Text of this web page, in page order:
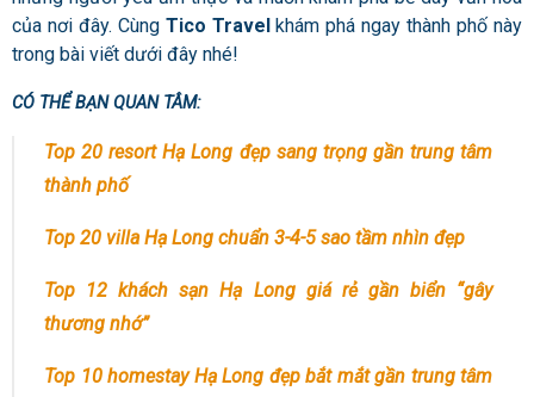
của nơi đây. Cùng Tico Travel khám phá ngay thành phố này
trong bài viết dưới đây nhé!
CÓ THỂ BẠN QUAN TÂM:
Top 20 resort Hạ Long đẹp sang trọng gần trung tâm
thành phố
Top 20 villa Hạ Long chuẩn 3-4-5 sao tầm nhìn đẹp
Top 12 khách sạn Hạ Long giá rẻ gần biển “gây
thương nhớ”
Top 10 homestay Hạ Long đẹp bắt mắt gần trung tâm